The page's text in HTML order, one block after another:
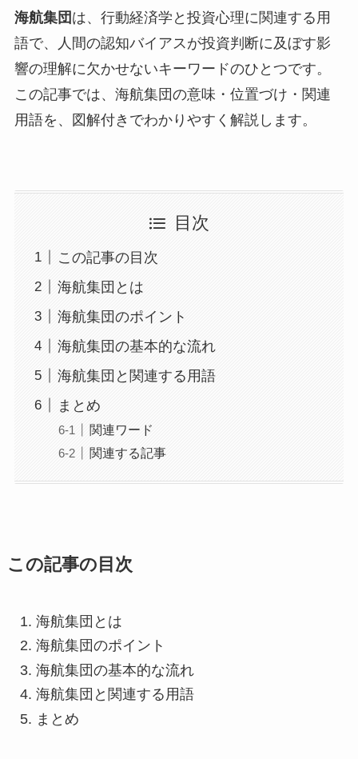
海航集団 は、行動経済学と投資心理に関連する用
語で、人間の認知バイアスが投資判断に及ぼす影
響の理解に欠かせないキーワードのひとつです。
この記事では、海航集団の意味・位置づけ・関連
用語を、図解付きでわかりやすく解説します。
目次
この記事の目次
海航集団とは
海航集団のポイント
海航集団の基本的な流れ
海航集団と関連する用語
まとめ
関連ワード
関連する記事
この記事の目次
海航集団とは
海航集団のポイント
海航集団の基本的な流れ
海航集団と関連する用語
まとめ